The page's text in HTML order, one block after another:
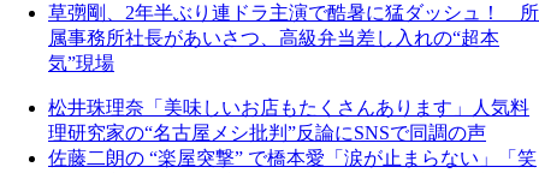
草彅剛、2年半ぶり連ドラ主演で酷暑に猛ダッシュ！ 所
属事務所社長があいさつ、高級弁当差し入れの“超本
気”現場
松井珠理奈「美味しいお店もたくさんあります」人気料
理研究家の“名古屋メシ批判”反論にSNSで同調の声
佐藤二朗の “楽屋突撃” で橋本愛「涙が止まらない」「笑